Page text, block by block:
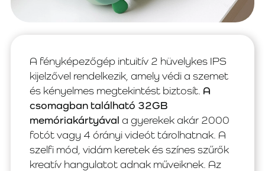
A fényképezőgép intuitív 2 hüvelykes IPS
kijelzővel rendelkezik, amely védi a szemet
és kényelmes megtekintést biztosít. A
csomagban található 32GB
memóriakártyával a gyerekek akár 2000
fotót vagy 4 órányi videót tárolhatnak. A
szelfi mód, vidám keretek és színes szűrők
kreatív hangulatot adnak műveiknek. Az